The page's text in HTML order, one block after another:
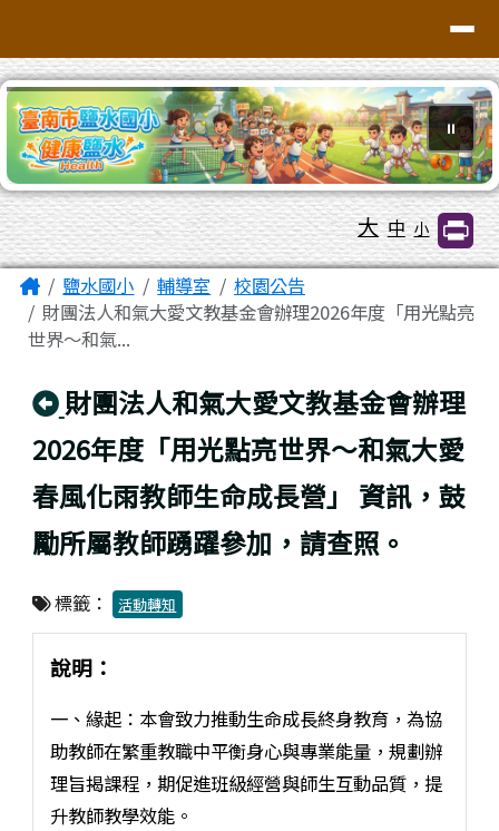
⏸
工具列 大 中 小
主內容區域
Home鹽水國小 輔導室
校園公告
財團法人和氣大愛文教基金會辦理2026年度「用光點亮
世界～和氣...
回上頁
財團法人和氣大愛文教基金會辦理
2026年度「用光點亮世界～和氣大愛
春風化雨教師生命成長營」 資訊，鼓
勵所屬教師踴躍參加，請查照。
標籤： 活動轉知
說明：
一、緣起：本會致力推動生命成長終身教育，為協
助教師在繁重教職中平衡身心與專業能量，規劃辦
理旨揭課程，期促進班級經營與師生互動品質，提
升教師教學效能。
頁尾區域